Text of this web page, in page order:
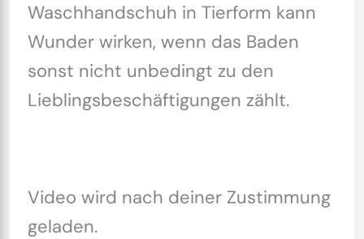
Waschhandschuh in Tierform kann
Wunder wirken, wenn das Baden
sonst nicht unbedingt zu den
Lieblingsbeschäftigungen zählt.
Video wird nach deiner Zustimmung
geladen.